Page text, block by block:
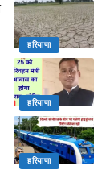
हरियाणा
हरियाणा
हरियाणा